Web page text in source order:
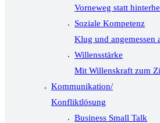
Vorneweg statt
Soziale Kompetenz
Klug und angemessen
Willensstärke
Mit Willenskraft zum
Kommunikation/
Konfliktlösung
Business Small Talk